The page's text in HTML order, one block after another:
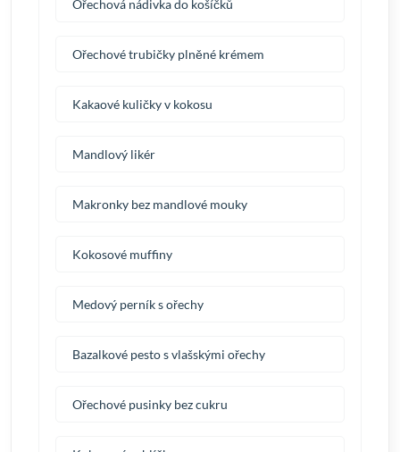
Ořechová nádivka do košíčků
Ořechové trubičky plněné krémem
Kakaové kuličky v kokosu
Mandlový likér
Makronky bez mandlové mouky
Kokosové muffiny
Medový perník s ořechy
Bazalkové pesto s vlašskými ořechy
Ořechové pusinky bez cukru